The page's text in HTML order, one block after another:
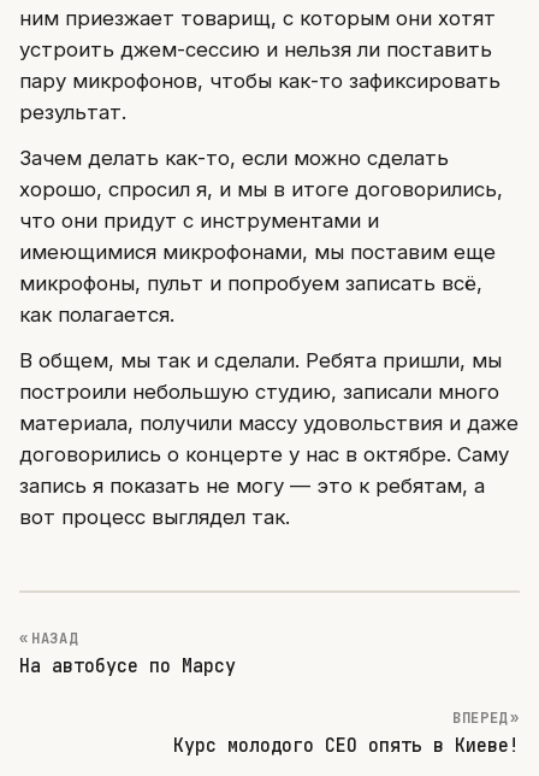
ним приезжает товарищ, с которым они хотят
устроить джем-сессию и нельзя ли поставить
пару микрофонов, чтобы как-то зафиксировать
результат.
Зачем делать как-то, если можно сделать
хорошо, спросил я, и мы в итоге договорились,
что они придут с инструментами и
имеющимися микрофонами, мы поставим еще
микрофоны, пульт и попробуем записать всё,
как полагается.
В общем, мы так и сделали. Ребята пришли, мы
построили небольшую студию, записали много
материала, получили массу удовольствия и даже
договорились о концерте у нас в октябре. Саму
запись я показать не могу — это к ребятам, а
вот процесс выглядел так.
« НАЗАД
На автобусе по Марсу
ВПЕРЕД »
Курс молодого CEO опять в Киеве!